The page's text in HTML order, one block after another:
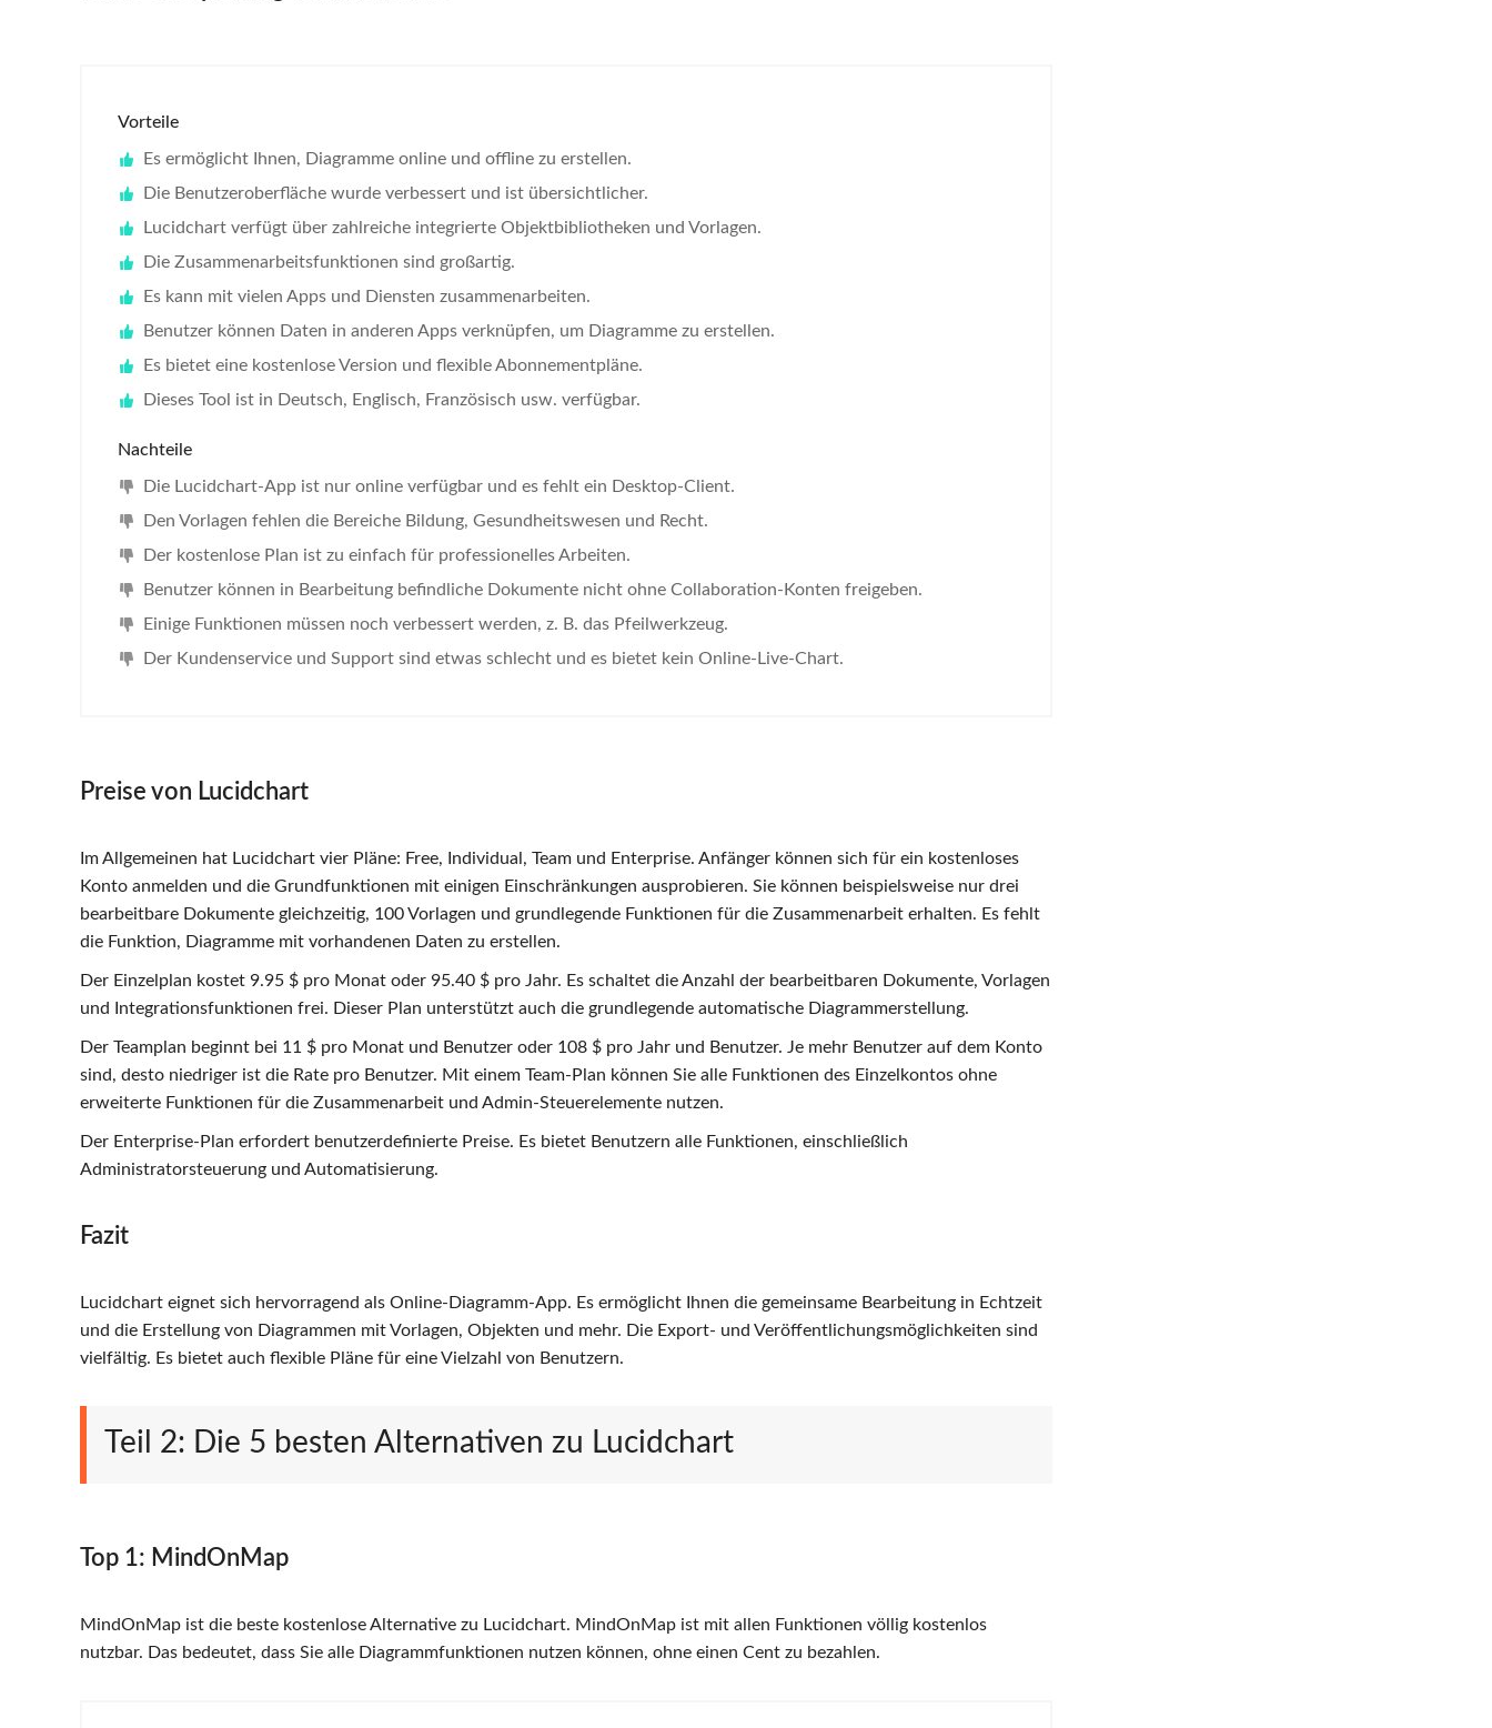
Vorteile
Es ermöglicht Ihnen, Diagramme online und offline zu erstellen.
Die Benutzeroberfläche wurde verbessert und ist übersichtlicher.
Lucidchart verfügt über zahlreiche integrierte Objektbibliotheken und Vorlagen.
Die Zusammenarbeitsfunktionen sind großartig.
Es kann mit vielen Apps und Diensten zusammenarbeiten.
Benutzer können Daten in anderen Apps verknüpfen, um Diagramme zu erstellen.
Es bietet eine kostenlose Version und flexible Abonnementpläne.
Dieses Tool ist in Deutsch, Englisch, Französisch usw. verfügbar.
Nachteile
Die Lucidchart-App ist nur online verfügbar und es fehlt ein Desktop-Client.
Den Vorlagen fehlen die Bereiche Bildung, Gesundheitswesen und Recht.
Der kostenlose Plan ist zu einfach für professionelles Arbeiten.
Benutzer können in Bearbeitung befindliche Dokumente nicht ohne Collaboration-Konten freigeben.
Einige Funktionen müssen noch verbessert werden, z. B. das Pfeilwerkzeug.
Der Kundenservice und Support sind etwas schlecht und es bietet kein Online-Live-Chart.
Preise von Lucidchart
Im Allgemeinen hat Lucidchart vier Pläne: Free, Individual, Team und Enterprise. Anfänger können sich für ein kostenloses
Konto anmelden und die Grundfunktionen mit einigen Einschränkungen ausprobieren. Sie können beispielsweise nur drei
bearbeitbare Dokumente gleichzeitig, 100 Vorlagen und grundlegende Funktionen für die Zusammenarbeit erhalten. Es fehlt
die Funktion, Diagramme mit vorhandenen Daten zu erstellen.
Der Einzelplan kostet 9.95 $ pro Monat oder 95.40 $ pro Jahr. Es schaltet die Anzahl der bearbeitbaren Dokumente, Vorlagen
und Integrationsfunktionen frei. Dieser Plan unterstützt auch die grundlegende automatische Diagrammerstellung.
Der Teamplan beginnt bei 11 $ pro Monat und Benutzer oder 108 $ pro Jahr und Benutzer. Je mehr Benutzer auf dem Konto
sind, desto niedriger ist die Rate pro Benutzer. Mit einem Team-Plan können Sie alle Funktionen des Einzelkontos ohne
erweiterte Funktionen für die Zusammenarbeit und Admin-Steuerelemente nutzen.
Der Enterprise-Plan erfordert benutzerdefinierte Preise. Es bietet Benutzern alle Funktionen, einschließlich
Administratorsteuerung und Automatisierung.
Fazit
Lucidchart eignet sich hervorragend als Online-Diagramm-App. Es ermöglicht Ihnen die gemeinsame Bearbeitung in Echtzeit
und die Erstellung von Diagrammen mit Vorlagen, Objekten und mehr. Die Export- und Veröffentlichungsmöglichkeiten sind
vielfältig. Es bietet auch flexible Pläne für eine Vielzahl von Benutzern.
Teil 2: Die 5 besten Alternativen zu Lucidchart
Top 1: MindOnMap
MindOnMap ist die beste kostenlose Alternative zu Lucidchart. MindOnMap ist mit allen Funktionen völlig kostenlos
nutzbar. Das bedeutet, dass Sie alle Diagrammfunktionen nutzen können, ohne einen Cent zu bezahlen.